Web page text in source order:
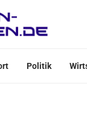
Politik